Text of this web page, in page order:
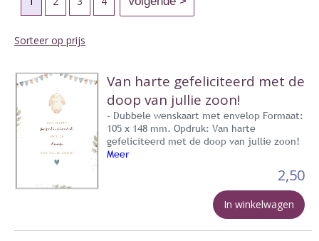
Sorteer op prijs
Van harte gefeliciteerd met de
doop van jullie zoon!
- Dubbele wenskaart met envelop Formaat:
105 x 148 mm. Opdruk: Van harte
gefeliciteerd met de doop van jullie zoon!
Meer
2,50
In winkelwagen